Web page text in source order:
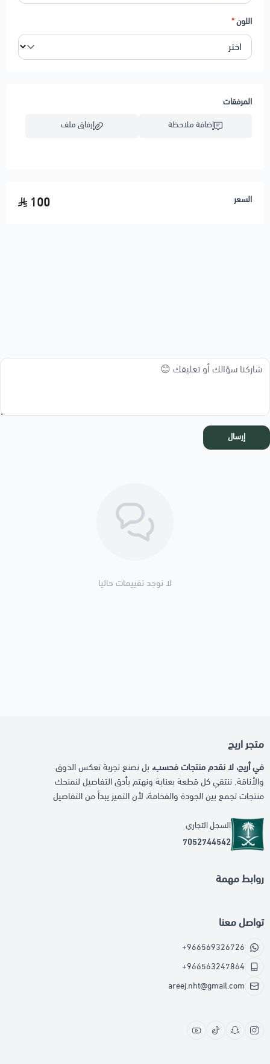
اللون*
المرفقات
إضافة ملاحظة
إرفاق ملف
السعر 100
إرسال
لا توجد تقييمات حاليا
متجر اريج
في أريج، لا نقدم منتجات فحسب، بل نصنع تجربة تعكس الذوق
والأناقة. ننتقي كل قطعة بعناية ونهتم بأدق التفاصيل لنمنحك
منتجات تجمع بين الجودة والفخامة، لأن التميز يبدأ من التفاصيل
السجل التجاري
7052744542
روابط مهمة
تواصل معنا
+966569326726
+966563247864
areej.nht@gmail.com